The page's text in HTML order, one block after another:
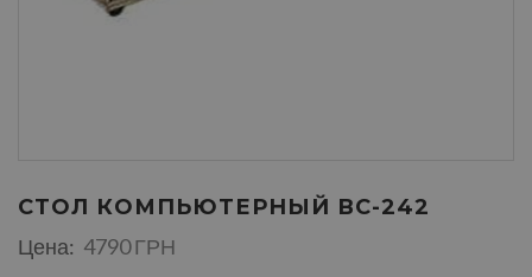
СТОЛ КОМПЬЮТЕРНЫЙ ВС-242
Цена: 4790 ГРН